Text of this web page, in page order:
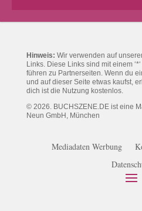
Hinweis: Wir verwenden auf
Links. Diese Links sind mit einem
führen zu Partnerseiten. Wenn du
und auf dieser Seite etwas kaufst,
dich ist die Nutzung kostenlos.
© 2026. BUCHSZENE.DE ist eine
Neun GmbH, München
Mediadaten Werbung